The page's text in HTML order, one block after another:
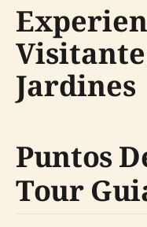
Jardines
Puntos
Tour